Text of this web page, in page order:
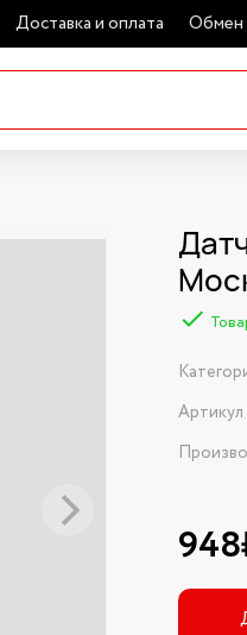
Доставка и оплата Обмен
Артикул